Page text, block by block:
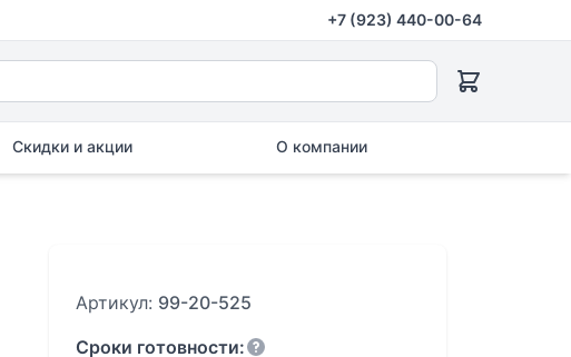
+7 (923) 440-00-64
Скидки и акции О компании
Артикул: 99-20-525
Сроки готовности: